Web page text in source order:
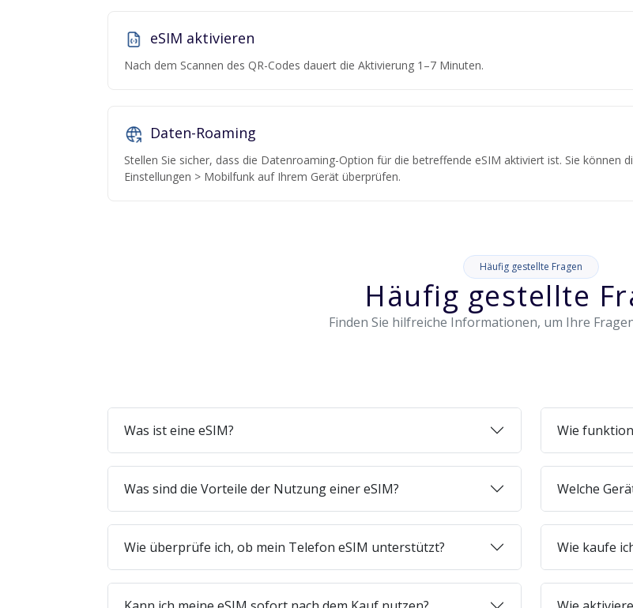
eSIM aktivieren
Nach dem Scannen des QR-Codes dauert die Aktivierung 1–7 Minuten.
Daten-Roaming
Stellen Sie sicher, dass die Datenroaming-Option für die betreffende eSIM aktiviert ist. Sie können
Einstellungen > Mobilfunk auf Ihrem Gerät überprüfen.
Häufig gestellte Fragen
Häufig gestellte
Finden Sie hilfreiche Informationen, um Ihre
Was ist eine eSIM? Wie
Was sind die Vorteile der Nutzung einer eSIM? Welche
Wie überprüfe ich, ob mein Telefon eSIM unterstützt? Wie kaufe